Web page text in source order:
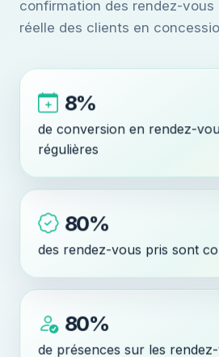
confirmation des rendez-vous
réelle des clients en
8%
de conversion en rendez-
régulières
80%
des rendez-vous pris sont
80%
de présences sur les